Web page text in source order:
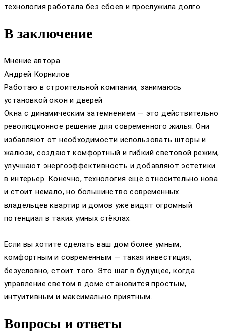
технология работала без сбоев и прослужила долго.
В заключение
Мнение автора
Андрей Корнилов
Работаю в строительной компании, занимаюсь
установкой окон и дверей
Окна с динамическим затемнением — это действительно
революционное решение для современного жилья. Они
избавляют от необходимости использовать шторы и
жалюзи, создают комфортный и гибкий световой режим,
улучшают энергоэффективность и добавляют эстетики
в интерьер. Конечно, технология ещё относительно нова
и стоит немало, но большинство современных
владельцев квартир и домов уже видят огромный
потенциал в таких умных стёклах.
Если вы хотите сделать ваш дом более умным,
комфортным и современным — такая инвестиция,
безусловно, стоит того. Это шаг в будущее, когда
управление светом в доме становится простым,
интуитивным и максимально приятным.
Вопросы и ответы